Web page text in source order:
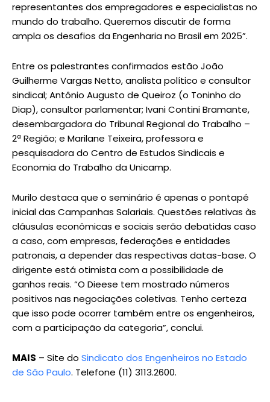
representantes dos empregadores e especialistas no
mundo do trabalho. Queremos discutir de forma
ampla os desafios da Engenharia no Brasil em 2025”.
Entre os palestrantes confirmados estão João
Guilherme Vargas Netto, analista político e consultor
sindical; Antônio Augusto de Queiroz (o Toninho do
Diap), consultor parlamentar; Ivani Contini Bramante,
desembargadora do Tribunal Regional do Trabalho –
2ª Região; e Marilane Teixeira, professora e
pesquisadora do Centro de Estudos Sindicais e
Economia do Trabalho da Unicamp.
Murilo destaca que o seminário é apenas o pontapé
inicial das Campanhas Salariais. Questões relativas às
cláusulas econômicas e sociais serão debatidas caso
a caso, com empresas, federações e entidades
patronais, a depender das respectivas datas-base. O
dirigente está otimista com a possibilidade de
ganhos reais. “O Dieese tem mostrado números
positivos nas negociações coletivas. Tenho certeza
que isso pode ocorrer também entre os engenheiros,
com a participação da categoria”, conclui.
MAIS – Site do Sindicato dos Engenheiros no Estado
de São Paulo. Telefone (11) 3113.2600.